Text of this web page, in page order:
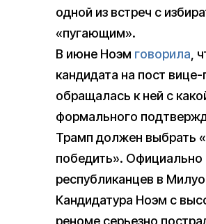
одной из встреч с
«пугающим».
В июне Ноэм говорила,
кандидата на пост
обращалась к ней с
формального
Трамп должен выбрать
победить». Официально
республиканцев в
Кандидатура Ноэм с